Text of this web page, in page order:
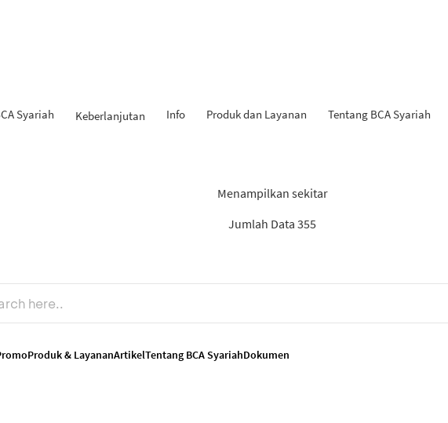
Syariah Keberlanjutan Info Produk dan Layanan Tentang BCA Syariah
Menampilkan sekitar
Jumlah Data 355
Produk & LayananArtikelTentang BCA SyariahDokumen